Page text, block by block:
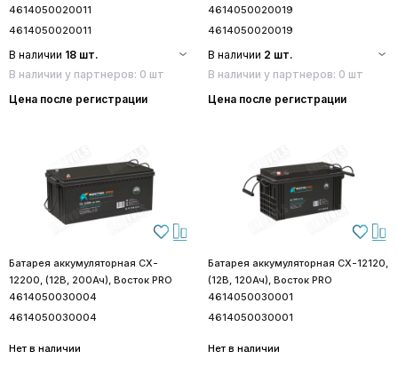
4614050020011
4614050020011
В наличии 18 шт.
В наличии у партнеров: 0 шт
Цена после регистрации
4614050020019
4614050020019
В наличии 2 шт.
В наличии у партнеров: 0 шт
Цена после регистрации
Батарея аккумуляторная CX-
12200, (12В, 200Ач), Восток PRO
4614050030004
4614050030004
Нет в наличии
Батарея аккумуляторная CX-12120,
(12В, 120Ач), Восток PRO
4614050030001
4614050030001
Нет в наличии